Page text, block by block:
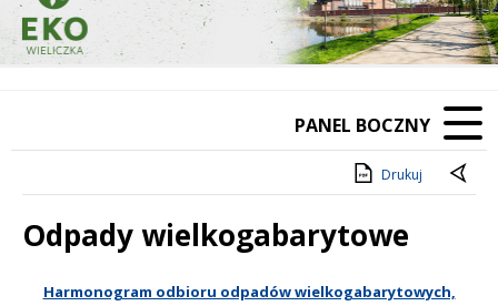
PANEL BOCZNY
Drukuj
Odpady wielkogabarytowe
Treść
Harmonogram odbioru odpadów wielkogabarytowych,